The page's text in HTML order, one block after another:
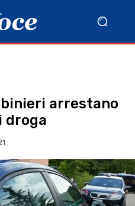
arrestano
droga